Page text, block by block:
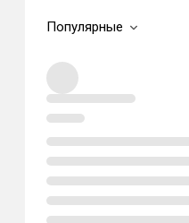
Популярные